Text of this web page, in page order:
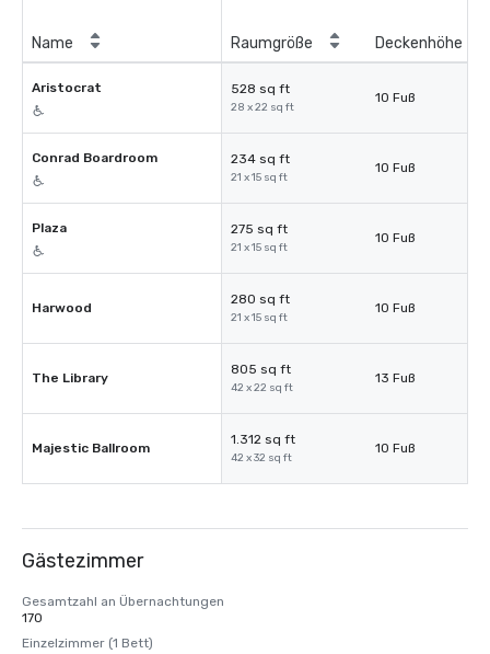
Name Raumgröße Deckenhöhe
Aristocrat 528 sq ft
28 x 22 sq ft
10 Fuß
Conrad Boardroom 234 sq ft
21 x 15 sq ft
10 Fuß
Plaza 275 sq ft
21 x 15 sq ft
10 Fuß
Harwood
280 sq ft
21 x 15 sq ft
10 Fuß
The Library
805 sq ft
42 x 22 sq ft
13 Fuß
Majestic Ballroom
1.312 sq ft
42 x 32 sq ft
10 Fuß
Gästezimmer
Gesamtzahl an Übernachtungen
170
Einzelzimmer (1 Bett)